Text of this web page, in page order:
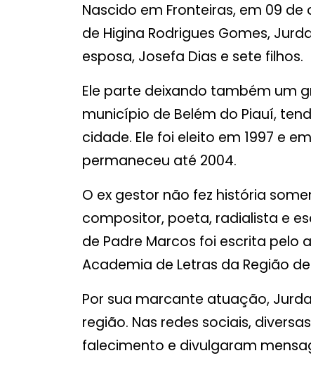
Nascido em Fronteiras, em 09
de Higina Rodrigues Gomes,
esposa, Josefa Dias e sete filhos.
Ele parte deixando também um
município de Belém do Piauí,
cidade. Ele foi eleito em 1997 e
permaneceu até 2004.
O ex gestor não fez história
compositor, poeta, radialista e
de Padre Marcos foi escrita pelo
Academia de Letras da Região
Por sua marcante atuação,
região. Nas redes sociais,
falecimento e divulgaram